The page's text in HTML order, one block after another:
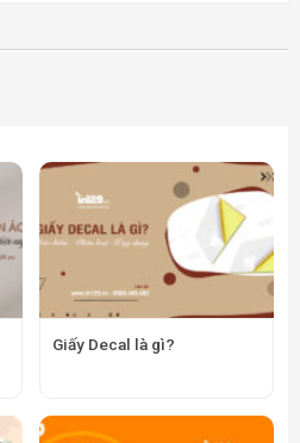
Giấy Decal là gì?